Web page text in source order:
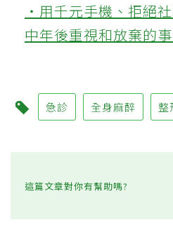
‧用千元手機、拒絕
中年後重視和放棄的
急診 全身麻醉 整
這篇文章對你有幫助嗎?